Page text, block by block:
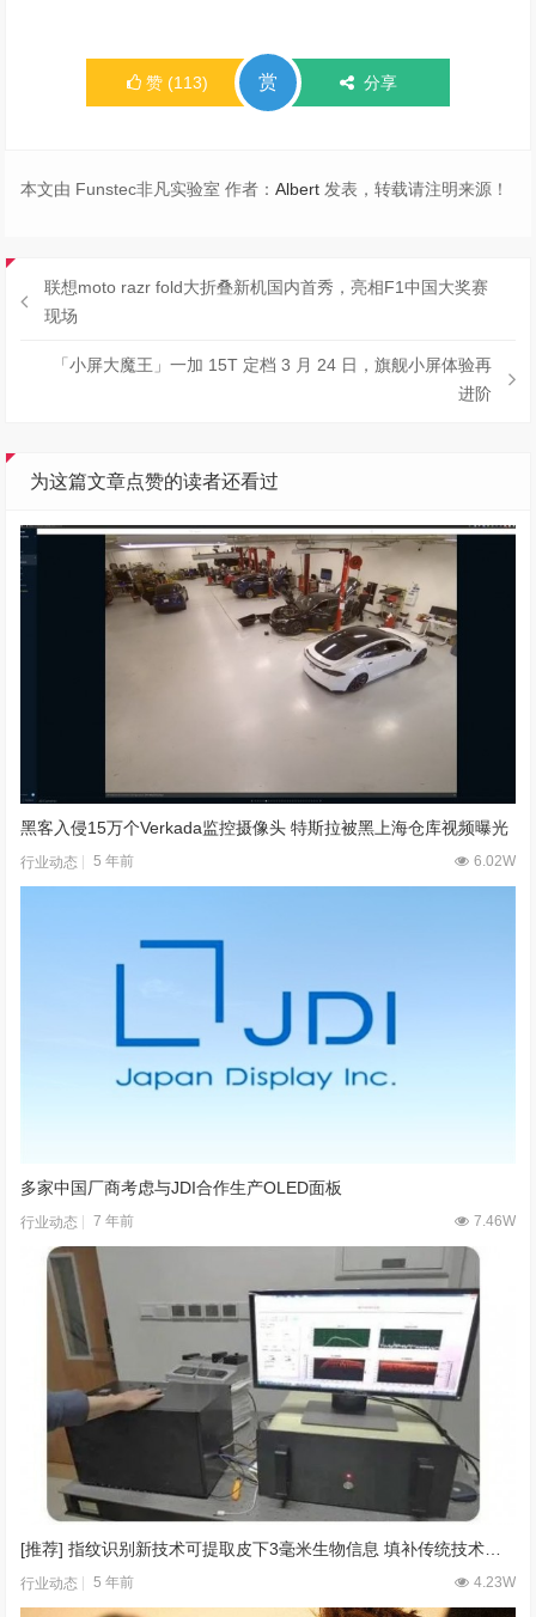
赞 (113) 赏 分享
本文由 Funstec非凡实验室 作者：Albert 发表，转载请注明来源！
联想moto razr fold大折叠新机国内首秀，亮相F1中国大奖赛
现场
「小屏大魔王」一加 15T 定档 3 月 24 日，旗舰小屏体验再
进阶
为这篇文章点赞的读者还看过
黑客入侵15万个Verkada监控摄像头 特斯拉被黑上海仓库视频曝光
行业动态 5 年前 6.02W
多家中国厂商考虑与JDI合作生产OLED面板
行业动态 7 年前 7.46W
行业动态 5 年前 4.23W